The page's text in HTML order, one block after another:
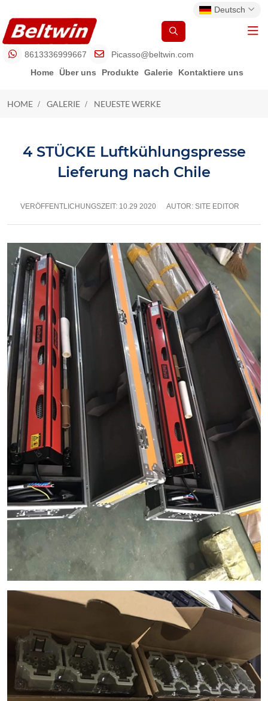
Deutsch
8613336999667
Picasso@beltwin.com
Home Über uns Produkte Galerie Kontaktiere uns
NEUESTE WERKE
HOME GALERIE NEUESTE WERKE
4 STÜCKE Luftkühlungspresse
Lieferung nach Chile
VERÖFFENTLICHUNGSZEIT: 10.29 2020 AUTOR: SITE EDITOR